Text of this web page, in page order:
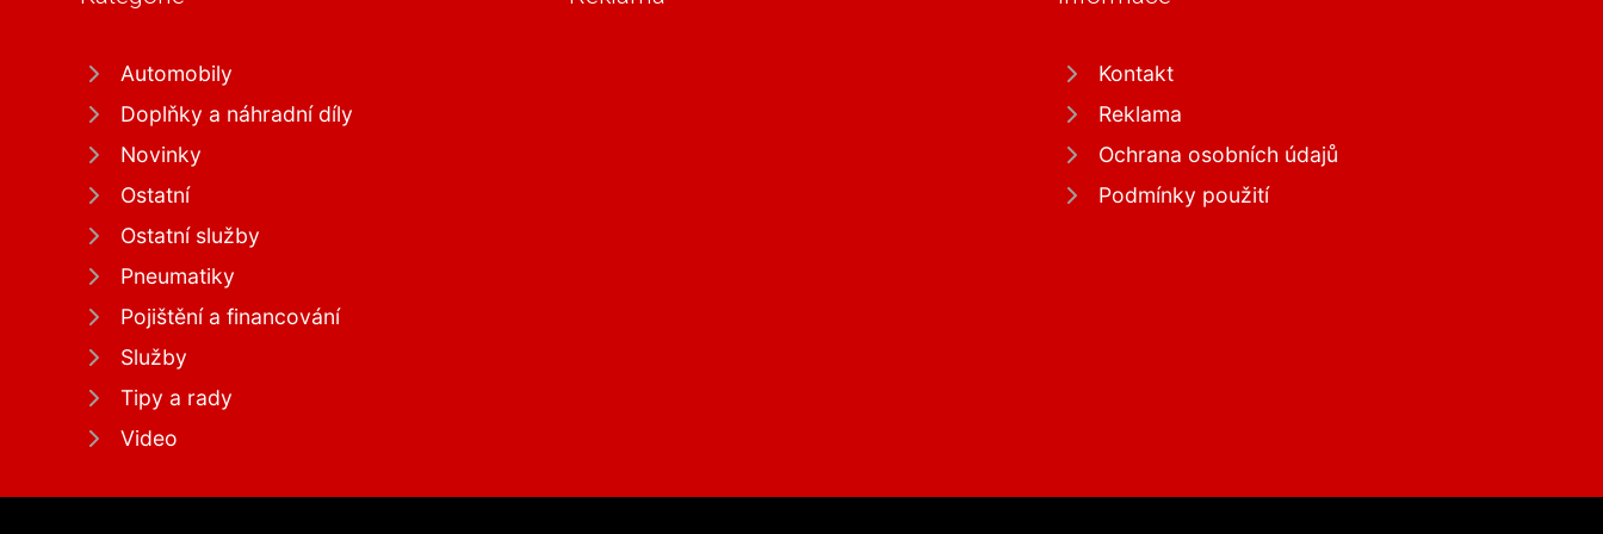
Automobily
Doplňky a náhradní díly
Novinky
Ostatní
Ostatní služby
Pneumatiky
Pojištění a financování
Služby
Tipy a rady
Video
Kontakt
Reklama
Ochrana osobních údajů
Podmínky použití